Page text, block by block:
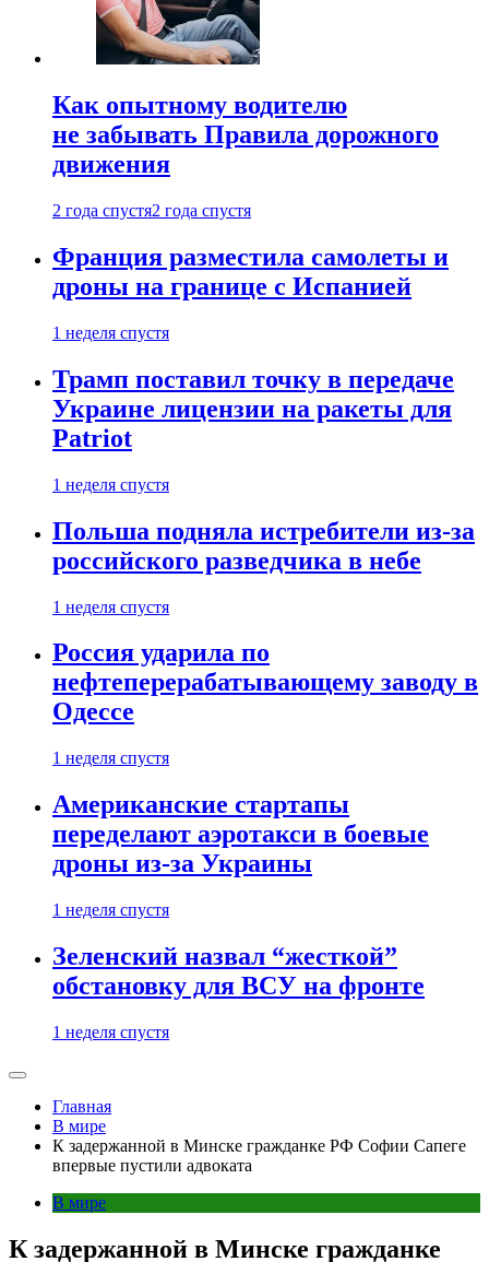
Как опытному водителю
не забывать Правила дорожного
движения
2 года спустя2 года спустя
Франция разместила самолеты и
дроны на границе с Испанией
1 неделя спустя
Трамп поставил точку в передаче
Украине лицензии на ракеты для
Patriot
1 неделя спустя
Польша подняла истребители из-за
российского разведчика в небе
1 неделя спустя
Россия ударила по
нефтеперерабатывающему заводу в
Одессе
1 неделя спустя
Американские стартапы
переделают аэротакси в боевые
дроны из-за Украины
1 неделя спустя
Зеленский назвал “жесткой”
обстановку для ВСУ на фронте
1 неделя спустя
Главная
В мире
К задержанной в Минске гражданке РФ Софии Сапеге
впервые пустили адвоката
В мире
К задержанной в Минске гражданке